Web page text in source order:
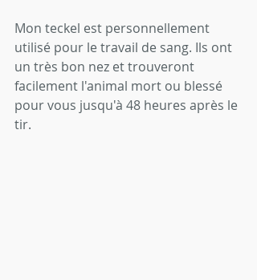
Mon teckel est personnellement
utilisé pour le travail de sang. Ils ont
un très bon nez et trouveront
facilement l'animal mort ou blessé
pour vous jusqu'à 48 heures après le
tir.